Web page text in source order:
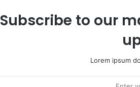
Subscribe to our
Lorem ipsum